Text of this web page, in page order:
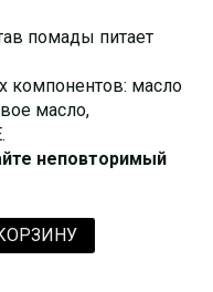
помады питает
компонентов: масло
масло,
неповторимый